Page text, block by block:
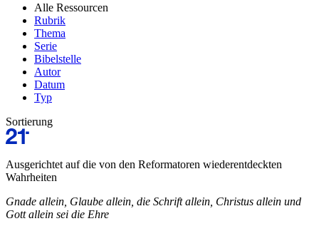
Alle Ressourcen
Rubrik
Thema
Serie
Bibelstelle
Autor
Datum
Typ
Sortierung
Ausgerichtet auf die von den Reformatoren wiederentdeckten
Wahrheiten
Gnade allein, Glaube allein, die Schrift allein, Christus allein und
Gott allein sei die Ehre